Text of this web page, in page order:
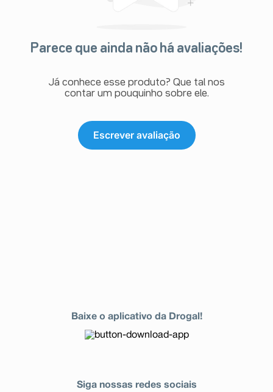
Parece que ainda não há avaliações!
Já conhece esse produto? Que tal nos
contar um pouquinho sobre ele.
Escrever avaliação
Baixe o aplicativo da Drogal!
Siga nossas redes sociais